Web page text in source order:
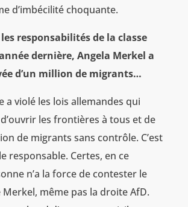
d’imbécilité choquante.
responsabilités de la classe
dernière, Angela Merkel a
d’un million de migrants…
a violé les lois allemandes qui
les frontières à tous et de
de migrants sans contrôle. C’est
responsable. Certes, en ce
n’a la force de contester le
même pas la droite AfD.